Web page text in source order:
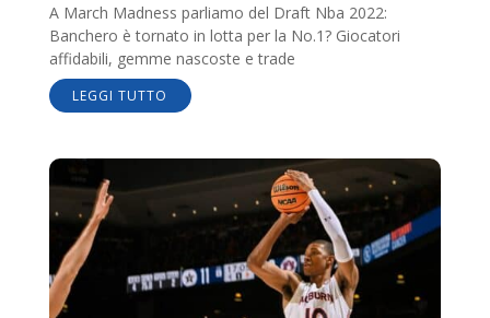
A March Madness parliamo del Draft Nba 2022:
Banchero è tornato in lotta per la No.1? Giocatori
affidabili, gemme nascoste e trade
LEGGI TUTTO